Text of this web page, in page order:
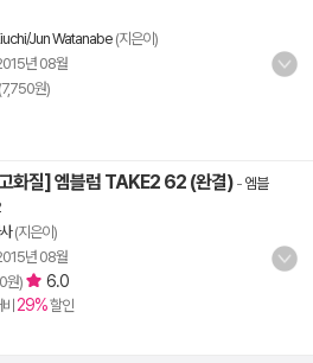
Jun Watanabe(지은이)
년 08월
원)
화질] 엠블럼 TAKE2 62 (완결) - 엠블
(지은이)
년 08월
원) 6.0
29%할인